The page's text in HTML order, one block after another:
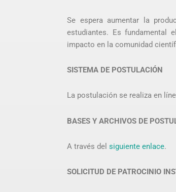
Se espera aumentar la
estudiantes. Es fundamental
impacto en la comunidad
SISTEMA DE POSTULACIÓN
La postulación se realiza en
BASES Y ARCHIVOS DE
A través del siguiente enlace.
SOLICITUD DE PATROCINIO